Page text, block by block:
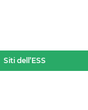
Siti dell’ESS